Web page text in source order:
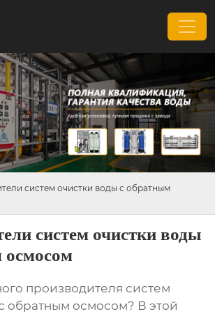
систем очистки воды с обратным
систем очистки воды
осмосом
производителя систем
обратным осмосом? В этой